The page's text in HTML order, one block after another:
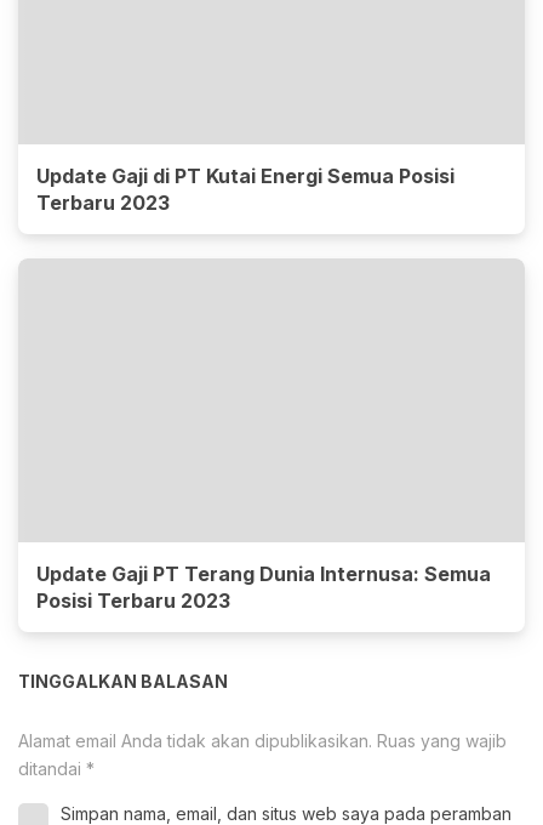
Update Gaji di PT Kutai Energi Semua Posisi
Terbaru 2023
Update Gaji PT Terang Dunia Internusa: Semua
Posisi Terbaru 2023
TINGGALKAN BALASAN
Alamat email Anda tidak akan dipublikasikan. Ruas yang wajib
ditandai *
Simpan nama, email, dan situs web saya pada peramban